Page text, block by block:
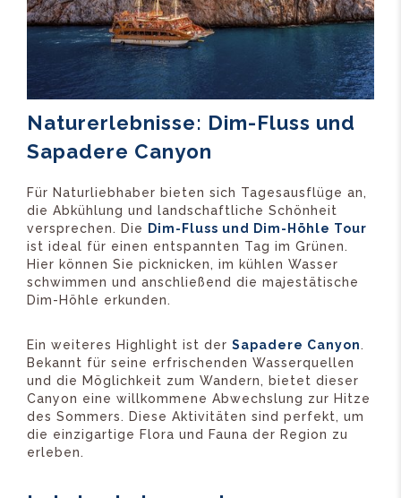
Naturerlebnisse: Dim-Fluss und
Sapadere Canyon
Für Naturliebhaber bieten sich Tagesausflüge an,
die Abkühlung und landschaftliche Schönheit
versprechen. Die
Dim-Fluss und Dim-Höhle Tour
ist ideal für einen entspannten Tag im Grünen.
Hier können Sie picknicken, im kühlen Wasser
schwimmen und anschließend die majestätische
Dim-Höhle erkunden.
Ein weiteres Highlight ist der Sapadere Canyon.
Bekannt für seine erfrischenden Wasserquellen
und die Möglichkeit zum Wandern, bietet dieser
Canyon eine willkommene Abwechslung zur Hitze
des Sommers. Diese Aktivitäten sind perfekt, um
die einzigartige Flora und Fauna der Region zu
erleben.